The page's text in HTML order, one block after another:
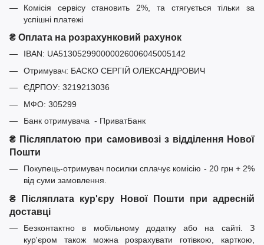
Комісія сервісу становить 2%, та стягується тільки за
успішні платежі
₴ Оплата на розрахунковий рахунок
IBAN: UA513052990000026006045005142
Отримувач: БАСКО СЕРГІЙ ОЛЕКСАНДРОВИЧ
ЄДРПОУ: 3219213036
МФО: 305299
Банк отримувача - ПриватБанк
₴ Післяплатою при самовивозі з відділення Нової
Пошти
Покупець-отримувач посилки сплачує комісію - 20 грн + 2%
від суми замовлення.
₴ Післяплата кур'єру Нової Пошти при адресній
доставці
Безконтактно в мобільному додатку або на сайті. З
кур'єром також можна розрахувати готівкою, карткою,